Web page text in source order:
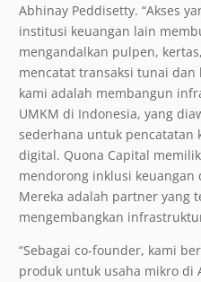
Abhinay Peddisetty. “Akses
institusi keuangan lain
mengandalkan pulpen,
mencatat transaksi tunai dan
kami adalah membangun
UMKM di Indonesia, yang
sederhana untuk pencatatan
digital. Quona Capital
mendorong inklusi keuangan
Mereka adalah partner yang
mengembangkan
“Sebagai co-founder, kami
produk untuk usaha mikro di